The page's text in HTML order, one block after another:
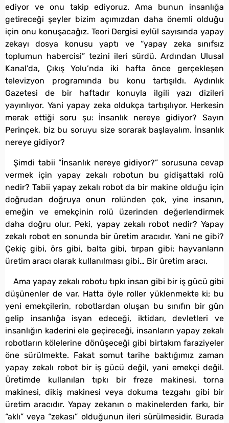
ediyor ve onu takip ediyoruz. Ama bunun insanlığa
getireceği şeyler bizim açımızdan daha önemli olduğu
için onu konuşacağız. Teori Dergisi eylül sayısında yapay
zekayı dosya konusu yaptı ve “yapay zeka sınıfsız
toplumun habercisi” tezini ileri sürdü. Ardından Ulusal
Kanal’da, Çıkış Yolu’nda iki hafta önce gerçekleşen
televizyon programında bu konu tartışıldı. Aydınlık
Gazetesi de bir haftadır konuyla ilgili yazı dizileri
yayınlıyor. Yani yapay zeka oldukça tartışılıyor. Herkesin
merak ettiği soru şu: İnsanlık nereye gidiyor? Sayın
Perinçek, biz bu soruyu size sorarak başlayalım. İnsanlık
nereye gidiyor?
Şimdi tabii “İnsanlık nereye gidiyor?” sorusuna cevap
vermek için yapay zekalı robotun bu gidişattaki rolü
nedir? Tabii yapay zekalı robot da bir makine olduğu için
doğrudan doğruya onun rolünden çok, yine insanın,
emeğin ve emekçinin rolü üzerinden değerlendirmek
daha doğru olur. Peki, yapay zekalı robot nedir? Yapay
zekalı robot en sonunda bir üretim aracıdır. Yani ne gibi?
Çekiç gibi, örs gibi, balta gibi, tırpan gibi; hayvanların
üretim aracı olarak kullanılması gibi… Bir üretim aracı.
Ama yapay zekalı robotu tıpkı insan gibi bir iş gücü gibi
düşünenler de var. Hatta öyle roller yüklenmekte ki; bu
yeni emekçilerin, robotlardan oluşan bu sınıfın bir gün
gelip insanlığa isyan edeceği, iktidarı, devletleri ve
insanlığın kaderini ele geçireceği, insanların yapay zekalı
robotların kölelerine dönüşeceği gibi birtakım faraziyeler
öne sürülmekte. Fakat somut tarihe baktığımız zaman
yapay zekalı robot bir iş gücü değil, yani emekçi değil.
Üretimde kullanılan tıpkı bir freze makinesi, torna
makinesi, dikiş makinesi veya dokuma tezgahı gibi bir
üretim aracıdır. Yapay zekanın o makinelerden farkı, bir
“aklı” veya “zekası” olduğunun ileri sürülmesidir. Burada